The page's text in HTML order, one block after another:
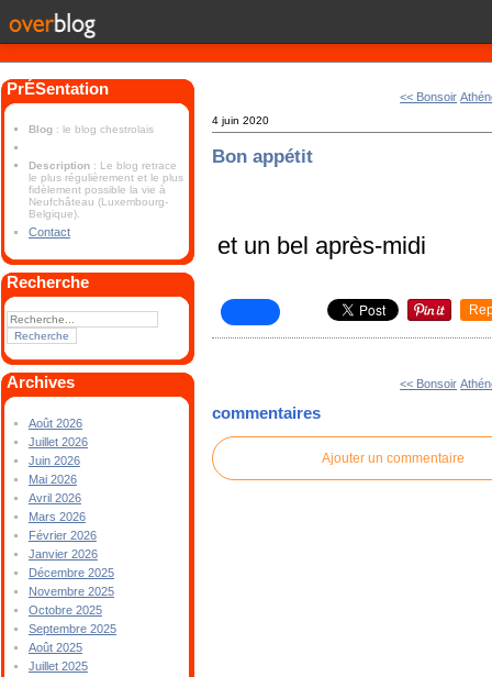
PrÉSentation
Blog : le blog chestrolais
Description : Le blog retrace
le plus régulièrement et le plus
fidèlement possible la vie à
Neufchâteau (Luxembourg-
Belgique).
Contact
Recherche
Archives
Août 2026
Juillet 2026
Juin 2026
Mai 2026
Avril 2026
Mars 2026
Février 2026
Janvier 2026
Décembre 2025
Novembre 2025
Octobre 2025
Septembre 2025
Août 2025
Juillet 2025
<< Bonsoir
4 juin 2020
Bon appétit
et un bel après-midi
<< Bonsoir
commentaires
Ajouter un commentaire